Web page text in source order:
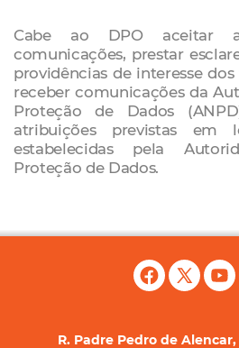
Cabe ao DPO aceitar
comunicações, prestar
providências de interesse
receber comunicações da
Proteção de Dados
atribuições previstas
estabelecidas pela
Proteção de Dados.
R. Padre Pedro de Alencar,